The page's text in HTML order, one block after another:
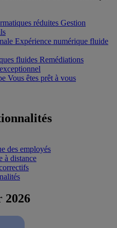
réduites Gestion
Expérience numérique fluide
fluides Remédiations
Vous êtes prêt à vous
des employés
à distance
2026